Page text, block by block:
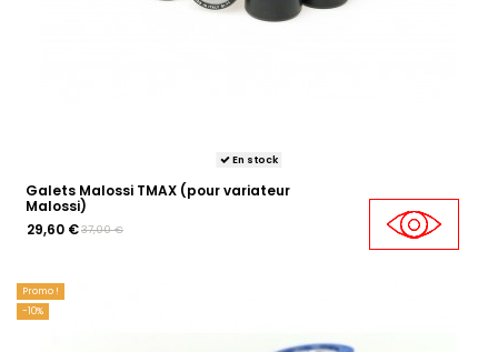
En stock
Galets Malossi TMAX (pour variateur
Malossi)
29,60 €37,00 €
Promo !
-10%